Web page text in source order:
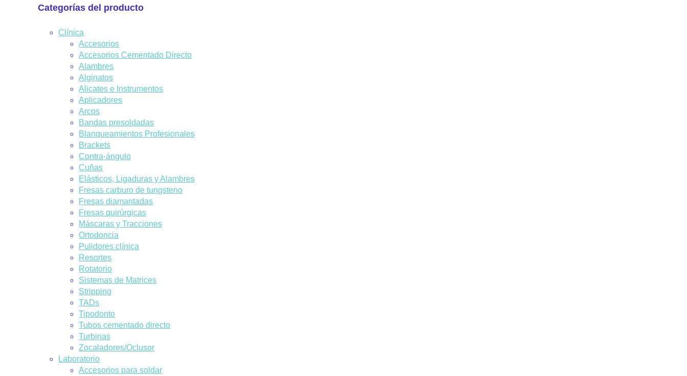
Categorías del producto
Clínica
Accesorios
Accesorios Cementado Directo
Alambres
Alginatos
Alicates e Instrumentos
Aplicadores
Arcos
Bandas presoldadas
Blanqueamientos Profesionales
Brackets
Contra-ángulo
Cuñas
Elásticos, Ligaduras y Alambres
Fresas carburo de tungsteno
Fresas diamantadas
Fresas quirúrgicas
Máscaras y Tracciones
Ortodoncia
Pulidores clínica
Resortes
Rotatorio
Sistemas de Matrices
Stripping
TADs
Tipodonto
Tubos cementado directo
Turbinas
Zocaladores/Oclusor
Laboratorio
Accesorios para soldar